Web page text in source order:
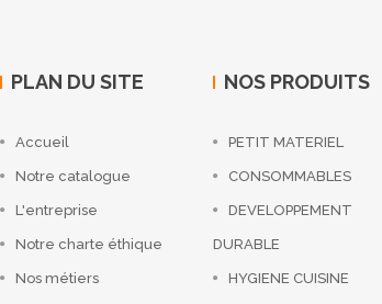
PLAN DU SITE
Accueil
Notre catalogue
L'entreprise
Notre charte éthique
Nos métiers
NOS PRODUITS
PETIT MATERIEL
CONSOMMABLES
DEVELOPPEMENT
DURABLE
HYGIENE CUISINE